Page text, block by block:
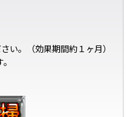
い。（効果期間約１ヶ月）